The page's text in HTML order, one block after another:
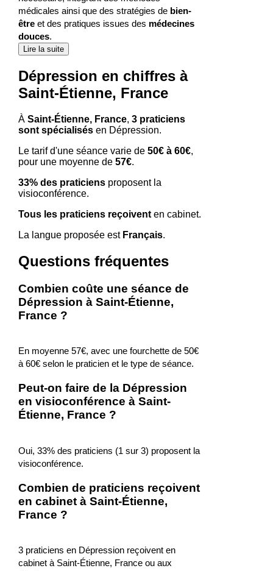
médicales ainsi que des stratégies de bien-
êtreet des pratiques issues des médecines
douces.
Lire la suite
Dépression en chiffres à
Saint-Étienne, France
À Saint-Étienne, France, 3 praticiens
sont spécialisésen Dépression.
Le tarif d'une séance varie de 50€ à 60€,
pour une moyenne de 57€.
33% des praticiensproposent la
visioconférence.
Tous les praticiens reçoiventen cabinet.
La langue proposée est Français.
Questions fréquentes
Combien coûte une séance de
Dépression à Saint-Étienne,
France ?
En moyenne 57€, avec une fourchette de 50€
à 60€ selon le praticien et le type de séance.
Peut-on faire de la Dépression
en visioconférence à Saint-
Étienne, France ?
Oui, 33% des praticiens (1 sur 3) proposent la
visioconférence.
Combien de praticiens reçoivent
en cabinet à Saint-Étienne,
France ?
3 praticiens en Dépression reçoivent en
cabinet à Saint-Étienne, France ou aux